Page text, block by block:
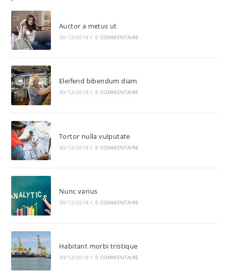
Auctor a metus ut
30/12/2018 / 0 COMMENTAIRE
Eleifend bibendum diam
30/12/2018 / 0 COMMENTAIRE
Tortor nulla vulputate
30/12/2018 / 0 COMMENTAIRE
Nunc varius
30/12/2018 / 0 COMMENTAIRE
Habitant morbi tristique
30/12/2018 / 0 COMMENTAIRE